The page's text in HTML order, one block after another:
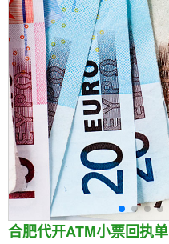
合肥代开ATM小票回执单